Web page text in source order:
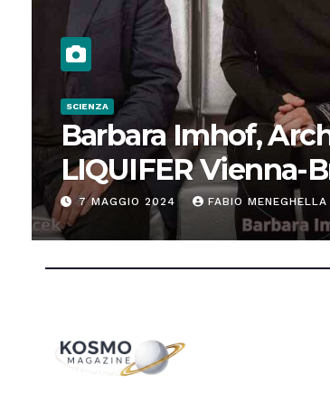
SCIENZA
Barbara Imhof,
LIQUIFER Vienna-
“Progettiamo
7 MAGGIO 2024 FABIO MENEGHELLA